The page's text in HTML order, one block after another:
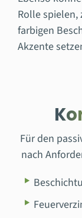
Rolle
farbigen
Akzente
Für den
nach